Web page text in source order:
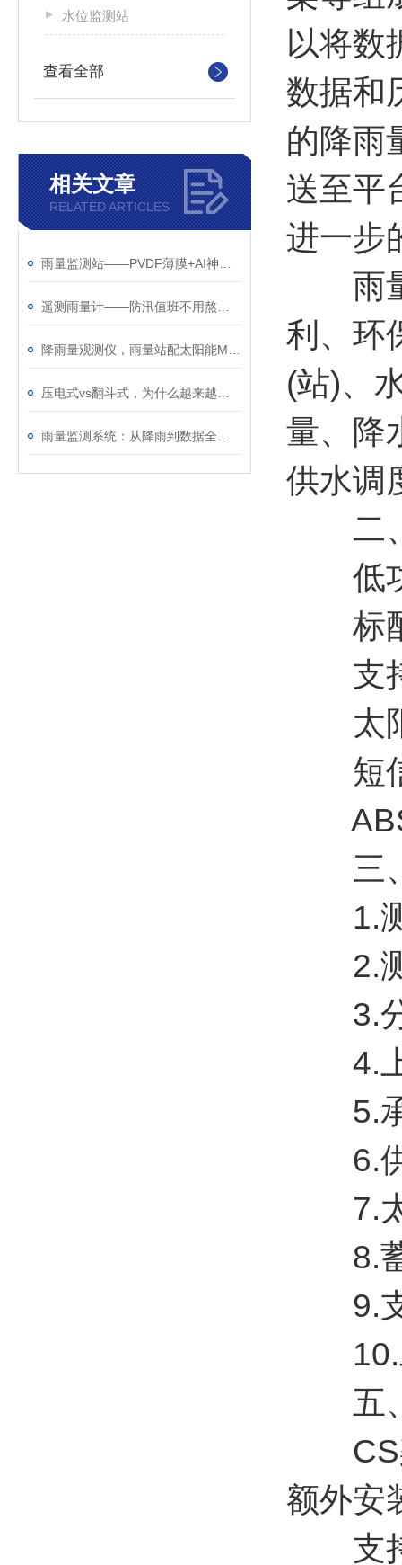
水位监测站
查看全部
相关文章
RELATED ARTICLES
以将数
数据和
的降雨
送至平
进一步
雨量
利、环
(站)、
量、降
供水调
二、
低功
标配
支持
太阳
短信
ABS
三、
1.测
2.测
3.分
4.上
5.承
6.供
7.太
8.蓄
9.支
10.
五、
CS架
额外安
支持